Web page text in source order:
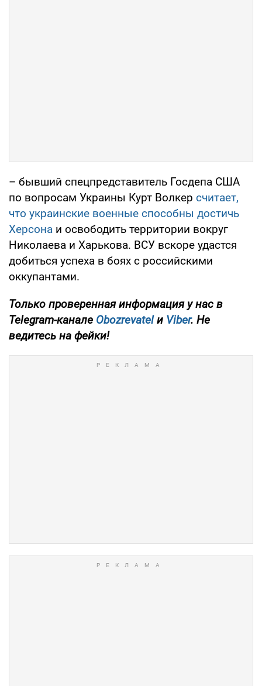
– бывший спецпредставитель Госдепа США
по вопросам Украины Курт Волкер считает,
что украинские военные способны достичь
Херсона и освободить территории вокруг
Николаева и Харькова. ВСУ вскоре удастся
добиться успеха в боях с российскими
оккупантами.
Только проверенная информация у нас в
Telegram-канале Obozrevatelи Viber. Не
ведитесь на фейки!